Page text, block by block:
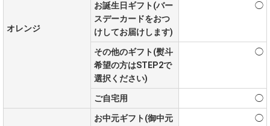
オレンジ
お誕生日ギフト(バー
スデーカードをおつ
けしてお届けします)
◯
その他のギフト(熨斗
希望の方はSTEP2で
選択ください)
◯
ご自宅用 ◯
お中元ギフト(御中元
◯